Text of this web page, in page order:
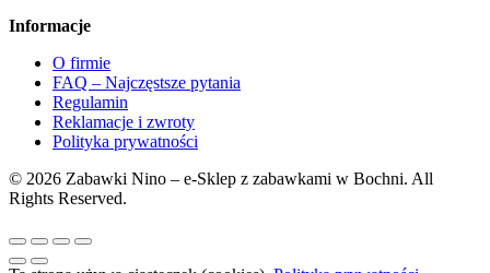
Informacje
O firmie
FAQ – Najczęstsze pytania
Regulamin
Reklamacje i zwroty
Polityka prywatności
© 2026 Zabawki Nino – e-Sklep z zabawkami w Bochni. All
Rights Reserved.